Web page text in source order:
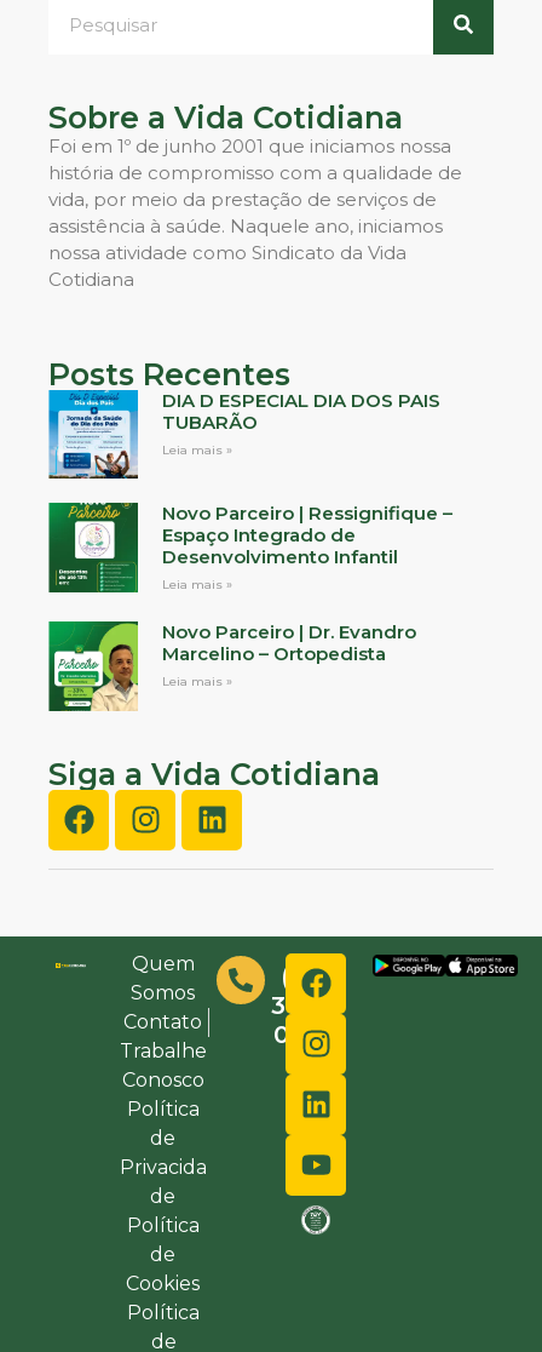
Sobre a Vida Cotidiana
Foi em 1º de junho 2001 que iniciamos nossa
história de compromisso com a qualidade de
vida, por meio da prestação de serviços de
assistência à saúde. Naquele ano, iniciamos
nossa atividade como Sindicato da Vida
Cotidiana
Posts Recentes
DIA D ESPECIAL DIA DOS PAIS
TUBARÃO
Leia mais »
Novo Parceiro | Ressignifique –
Espaço Integrado de
Desenvolvimento Infantil
Leia mais »
Novo Parceiro | Dr. Evandro
Marcelino – Ortopedista
Leia mais »
Siga a Vida Cotidiana
Quem
Somos
Contato
Trabalhe
Conosco
Política
de
Privacida
de
Política
de
Cookies
Política
de
(48)
3632-
0000